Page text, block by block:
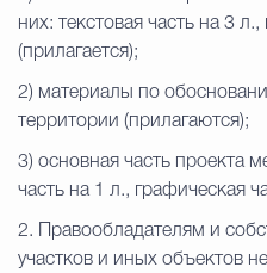
них: текстовая часть на 3
(прилагается);
2) материалы по
территории (прилагаются);
3) основная часть проекта
часть на 1 л., графическая
2. Правообладателям и
участков и иных объектов